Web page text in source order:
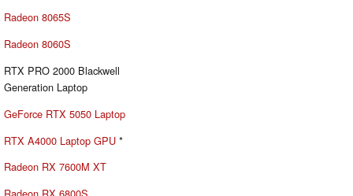
Radeon 8065S
Radeon 8060S
RTX PRO 2000 Blackwell
Generation Laptop
GeForce RTX 5050 Laptop
RTX A4000 Laptop GPU *
Radeon RX 7600M XT